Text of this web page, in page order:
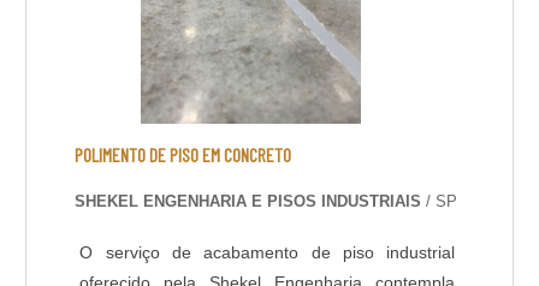
POLIMENTO DE PISO EM CONCRETO
SHEKEL ENGENHARIA E PISOS INDUSTRIAIS / SP
O serviço de acabamento de piso industrial
oferecido pela Shekel Engenharia contempla